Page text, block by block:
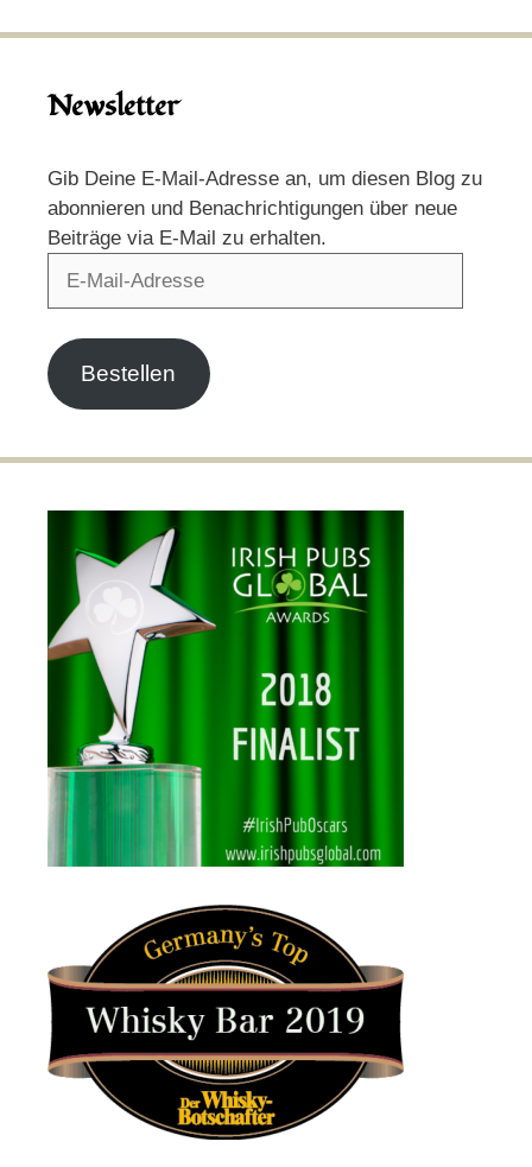
Newsletter
Gib Deine E-Mail-Adresse an, um diesen Blog zu
abonnieren und Benachrichtigungen über neue
Beiträge via E-Mail zu erhalten.
Bestellen